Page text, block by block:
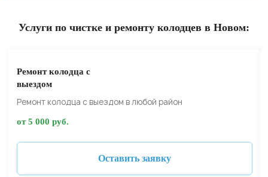
Услуги по чистке и ремонту колодцев в Новом:
Ремонт колодца с
выездом
Ремонт колодца с выездом в любой район
от 5 000 руб.
Оставить заявку